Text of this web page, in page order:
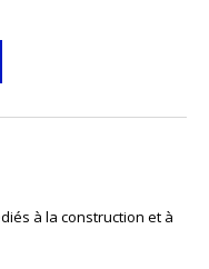
à la construction et à